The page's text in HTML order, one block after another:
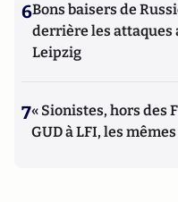
6Bons baisers de
derrière les attaques
Leipzig
7« Sionistes, hors des
GUD à LFI, les